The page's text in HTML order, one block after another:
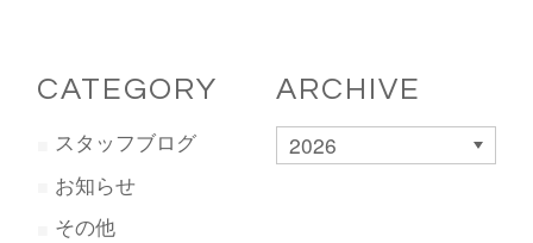
CATEGORY
スタッフブログ
お知らせ
その他
ARCHIVE
2026